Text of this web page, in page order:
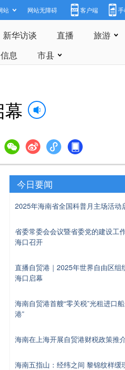
站 网站无障碍 客户端
新华访谈 直播 旅游
信息 市县
今日要闻
2025年海南省全国科普月主场活动
省委常委会会议暨省委党的建设工
海口召开
直播自贸港｜2025年世界自由区组
海口启幕
海南自贸港首艘“零关税”光租进口
港”
海南在上海开展自贸港财税政策推
海南五指山：经纬之间 黎锦纹样缓